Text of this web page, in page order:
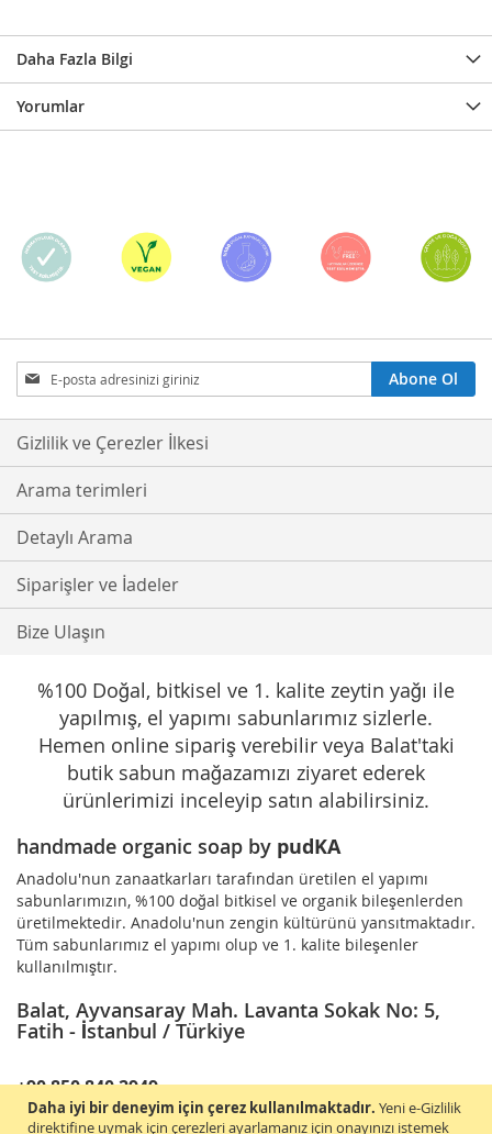
Daha iyi bir deneyim için çerez kullanılmaktadır. Yeni e-Gizlilik
direktifine uymak için çerezleri ayarlamanız için onayınızı istemek
Daha Fazla Bilgi
Yorumlar
Bültenimize
Abone
Olmak
İster
Abone Ol
Gizlilik ve Çerezler İlkesi
Arama terimleri
Detaylı Arama
Siparişler ve İadeler
Bize Ulaşın
%100 Doğal, bitkisel ve 1. kalite zeytin yağı ile
yapılmış, el yapımı sabunlarımız sizlerle.
Hemen online sipariş verebilir veya Balat'taki
butik sabun mağazamızı ziyaret ederek
ürünlerimizi inceleyip satın alabilirsiniz.
handmade organic soap by pudKA
Anadolu'nun zanaatkarları tarafından üretilen el yapımı
sabunlarımızın, %100 doğal bitkisel ve organik bileşenlerden
üretilmektedir. Anadolu'nun zengin kültürünü yansıtmaktadır.
Tüm sabunlarımız el yapımı olup ve 1. kalite bileşenler
kullanılmıştır.
Balat, Ayvansaray Mah. Lavanta Sokak No: 5,
Fatih - İstanbul / Türkiye
+90 850 840 2949
pudka@oryox.com